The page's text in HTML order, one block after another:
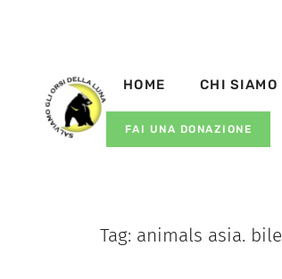
HOME CHI SIAMO
FAI UNA DONAZIONE
Tag: animals asia. bile